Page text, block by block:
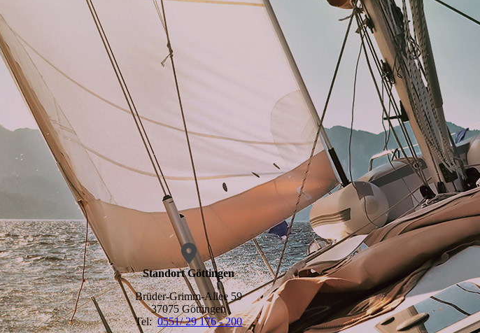
Standort Göttingen
Brüder-Grimm-Allee 59
37075 Göttingen
Tel:0551/ 29 176 - 200